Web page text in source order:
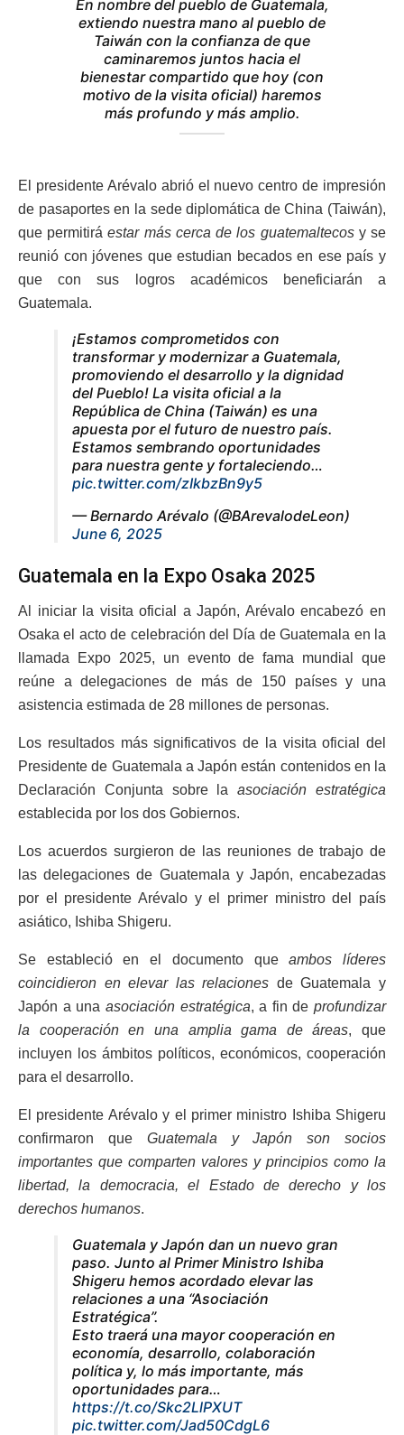
En nombre del pueblo de Guatemala,
extiendo nuestra mano al pueblo de
Taiwán con la confianza de que
caminaremos juntos hacia el
bienestar compartido que hoy (con
motivo de la visita oficial) haremos
más profundo y más amplio.
El presidente Arévalo abrió el nuevo centro de impresión
de pasaportes en la sede diplomática de China (Taiwán),
que permitiráestar más cerca de los guatemaltecosy se
reunió con jóvenes que estudian becados en ese país y
que con sus logros académicos beneficiarán a
Guatemala.
¡Estamos comprometidos con
transformar y modernizar a Guatemala,
promoviendo el desarrollo y la dignidad
del Pueblo! La visita oficial a la
República de China (Taiwán) es una
apuesta por el futuro de nuestro país.
Estamos sembrando oportunidades
para nuestra gente y fortaleciendo…
pic.twitter.com/zIkbzBn9y5
— Bernardo Arévalo (@BArevalodeLeon)
June 6, 2025
Guatemala en la Expo Osaka 2025
Al iniciar la visita oficial a Japón, Arévalo encabezó en
Osaka el acto de celebración del Día de Guatemala en la
llamada Expo 2025, un evento de fama mundial que
reúne a delegaciones de más de 150 países y una
asistencia estimada de 28 millones de personas.
Los resultados más significativos de la visita oficial del
Presidente de Guatemala a Japón están contenidos en la
Declaración Conjunta sobre laasociación estratégica
establecida por los dos Gobiernos.
Los acuerdos surgieron de las reuniones de trabajo de
las delegaciones de Guatemala y Japón, encabezadas
por el presidente Arévalo y el primer ministro del país
asiático, Ishiba Shigeru.
Se estableció en el documento queambos líderes
coincidieron en elevar las relaciones de Guatemala y
Japón a una asociación estratégica, a fin de profundizar
la cooperación en una amplia gama de áreas, que
incluyen los ámbitos políticos, económicos, cooperación
para el desarrollo.
El presidente Arévalo y el primer ministro Ishiba Shigeru
confirmaron que Guatemala y Japón son socios
importantes que comparten valores y principios como la
libertad, la democracia, el Estado de derecho y los
derechos humanos.
Guatemala y Japón dan un nuevo gran
paso. Junto al Primer Ministro Ishiba
Shigeru hemos acordado elevar las
relaciones a una “Asociación
Estratégica”.
Esto traerá una mayor cooperación en
economía, desarrollo, colaboración
política y, lo más importante, más
oportunidades para…
https://t.co/Skc2LlPXUT
pic.twitter.com/Jad50CdgL6